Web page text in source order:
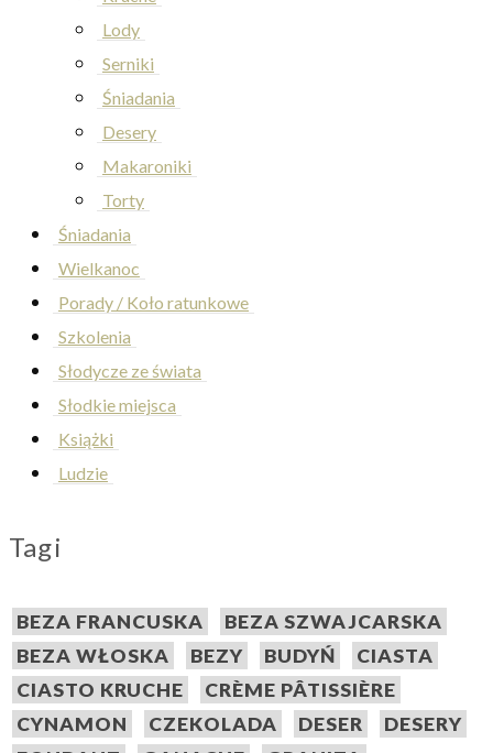
Lody
Serniki
Śniadania
Desery
Makaroniki
Torty
Śniadania
Wielkanoc
Porady / Koło ratunkowe
Szkolenia
Słodycze ze świata
Słodkie miejsca
Książki
Ludzie
Tagi
BEZA FRANCUSKA
BEZA SZWAJCARSKA
BEZA WŁOSKA
BEZY BUDYŃ
CIASTA
CIASTO KRUCHE
CRÈME PÂTISSIÈRE
CYNAMON
CZEKOLADA DESER
DESERY